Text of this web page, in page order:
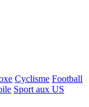
Cyclisme Football
Sport aux US